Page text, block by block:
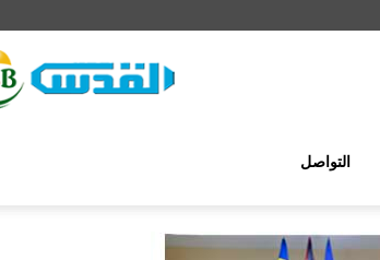
JSB
التواصل